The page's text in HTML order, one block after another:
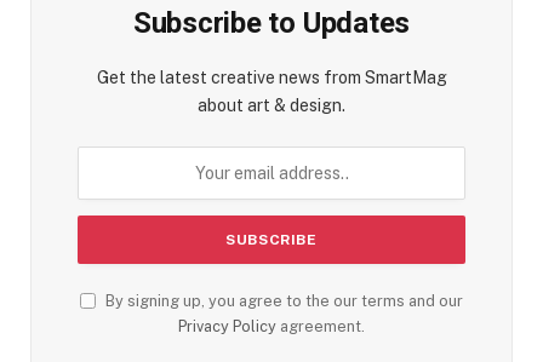
Subscribe to Updates
Get the latest creative news from SmartMag
about art & design.
By signing up, you agree to the our terms and our
Privacy Policy agreement.